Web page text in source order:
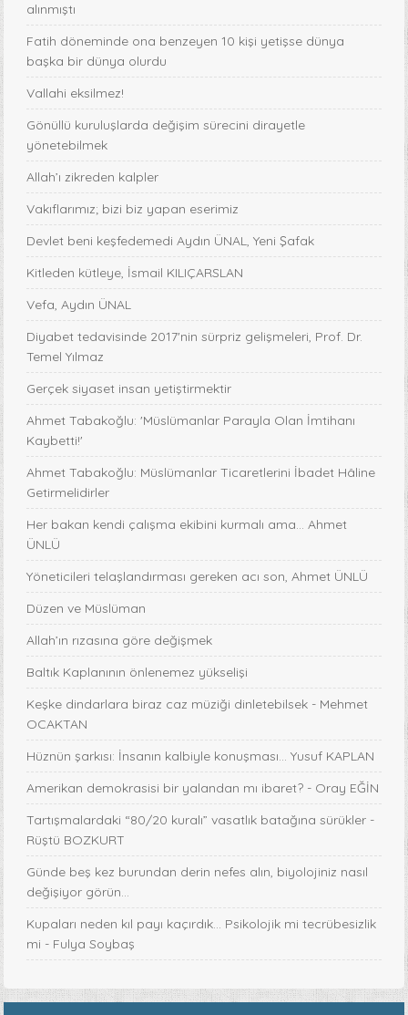
alınmıştı
Fatih döneminde ona benzeyen 10 kişi yetişse dünya
başka bir dünya olurdu
Vallahi eksilmez!
Gönüllü kuruluşlarda değişim sürecini dirayetle
yönetebilmek
Allah’ı zikreden kalpler
Vakıflarımız; bizi biz yapan eserimiz
Devlet beni keşfedemedi Aydın ÜNAL, Yeni Şafak
Kitleden kütleye, İsmail KILIÇARSLAN
Vefa, Aydın ÜNAL
Diyabet tedavisinde 2017'nin sürpriz gelişmeleri, Prof. Dr.
Temel Yılmaz
Gerçek siyaset insan yetiştirmektir
Ahmet Tabakoğlu: 'Müslümanlar Parayla Olan İmtihanı
Kaybetti!'
Ahmet Tabakoğlu: Müslümanlar Ticaretlerini İbadet Hâline
Getirmelidirler
Her bakan kendi çalışma ekibini kurmalı ama… Ahmet
ÜNLÜ
Yöneticileri telaşlandırması gereken acı son, Ahmet ÜNLÜ
Düzen ve Müslüman
Allah’ın rızasına göre değişmek
Baltık Kaplanının önlenemez yükselişi
Keşke dindarlara biraz caz müziği dinletebilsek - Mehmet
OCAKTAN
Hüznün şarkısı: İnsanın kalbiyle konuşması... Yusuf KAPLAN
Amerikan demokrasisi bir yalandan mı ibaret? - Oray EĞİN
Tartışmalardaki “80/20 kuralı” vasatlık batağına sürükler -
Rüştü BOZKURT
Günde beş kez burundan derin nefes alın, biyolojiniz nasıl
değişiyor görün...
Kupaları neden kıl payı kaçırdık… Psikolojik mi tecrübesizlik
mi - Fulya Soybaş